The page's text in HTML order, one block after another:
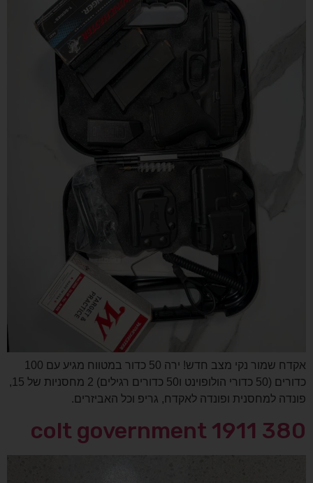
אקדח שמור נקי מצב חדש! ירה 50 כדור במטווח מגיע עם 100
כדורים (50 כדורי הולופוינט ו50 כדורים רגילים) 2 מחסניות של 15,
פונדה למחסנית ופונדה לאקדח, גריפ וכל האביזרים.
colt government 1911 380